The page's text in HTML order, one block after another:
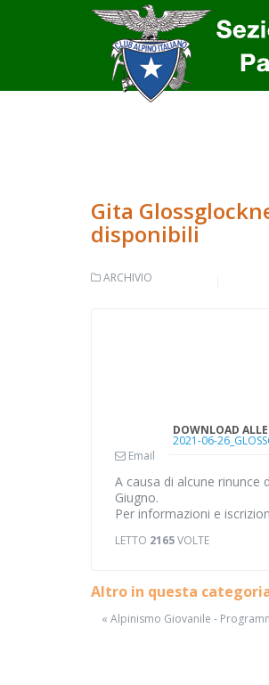
Gita
disponibili
ARCHIVIO
Email
DOWNLOAD
2021-06-
A causa di alcune rinunce
Giugno.
Per informazioni e
LETTO 2165VOLTE
Altro in questa
« Alpinismo Giovanile -